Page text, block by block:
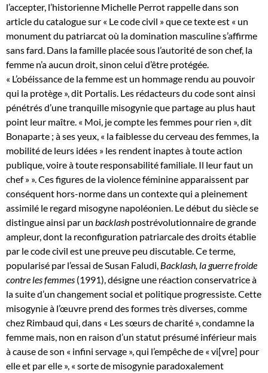
l’accepter, l’historienne Michelle Perrot rappelle dans son
article du catalogue sur « Le code civil » que ce texte est « un
monument du patriarcat où la domination masculine s’affirme
sans fard. Dans la famille placée sous l’autorité de son chef, la
femme n’a aucun droit, sinon celui d’être protégée.
« L’obéissance de la femme est un hommage rendu au pouvoir
qui la protège », dit Portalis. Les rédacteurs du code sont ainsi
pénétrés d’une tranquille misogynie que partage au plus haut
point leur maître. « Moi, je compte les femmes pour rien », dit
Bonaparte ; à ses yeux, « la faiblesse du cerveau des femmes, la
mobilité de leurs idées » les rendent inaptes à toute action
publique, voire à toute responsabilité familiale. Il leur faut un
chef » ». Ces figures de la violence féminine apparaissent par
conséquent hors-norme dans un contexte qui a pleinement
assimilé le regard misogyne napoléonien. Le début du siècle se
distingue ainsi par un backlash postrévolutionnaire de grande
ampleur, dont la reconfiguration patriarcale des droits établie
par le code civil est une preuve peu discutable. Ce terme,
popularisé par l’essai de Susan Faludi, Backlash, la guerre froide
contre les femmes (1991), désigne une réaction conservatrice à
la suite d’un changement social et politique progressiste. Cette
misogynie à l’œuvre prend des formes très diverses, comme
chez Rimbaud qui, dans « Les sœurs de charité », condamne la
femme mais, non en raison d’un statut présumé inférieur mais
à cause de son « infini servage », qui l’empêche de « vi[vre] pour
elle et par elle », « sorte de misogynie paradoxalement